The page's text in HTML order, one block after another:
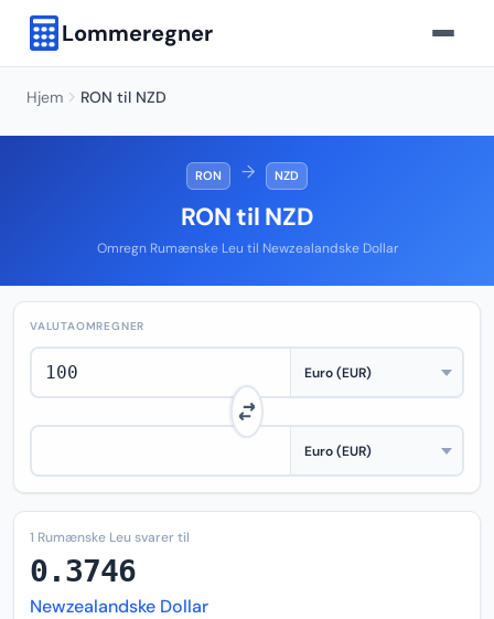
Lommeregner
Hjem RON til NZD
RON → NZD
RON til NZD
Omregn Rumænske Leu til Newzealandske Dollar
VALUTAOMREGNER
1 Rumænske Leu svarer til
0.3746
Newzealandske Dollar